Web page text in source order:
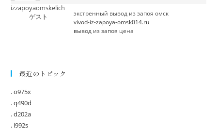
izzapoyaomskelich
ゲスト
экстренный вывод из запоя омск
vivod-iz-zapoya-omsk014.ru
вывод из запоя цена
最近のトピック
. o975x
. q490d
. d202a
. l992s